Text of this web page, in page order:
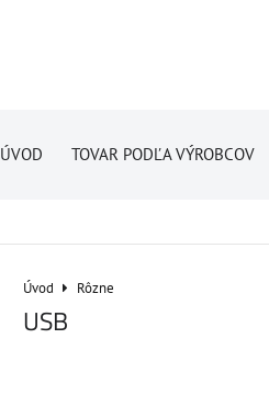
ÚVOD TOVAR PODĽA VÝROBCOV
Úvod Rôzne
USB